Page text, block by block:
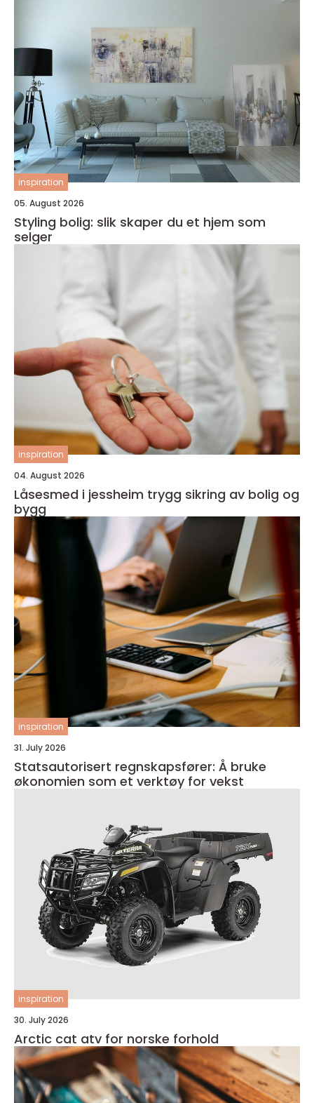
inspiration
05. August 2026
Styling bolig: slik skaper du et hjem som
selger
inspiration
04. August 2026
Låsesmed i jessheim trygg sikring av bolig og
bygg
inspiration
31. July 2026
Statsautorisert regnskapsfører: Å bruke
økonomien som et verktøy for vekst
inspiration
30. July 2026
Arctic cat atv for norske forhold